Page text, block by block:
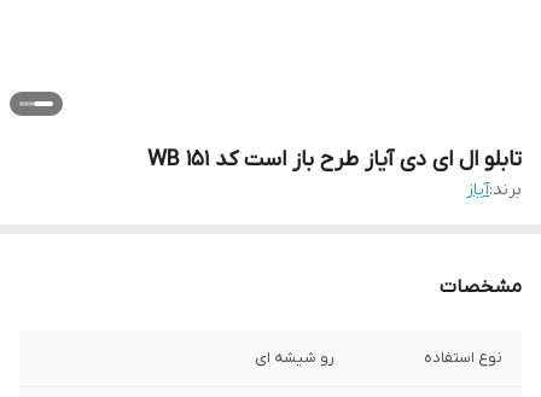
تابلو ال ای دی آیاز طرح باز است کد 151 WB
برند:آیاز
مشخصات
نوع استفاده رو شیشه ای